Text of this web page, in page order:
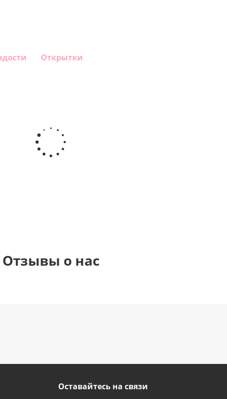
Открытки
гелиевый
цифра 1
(40х102
Отзывы о нас
Оставайтесь на связи